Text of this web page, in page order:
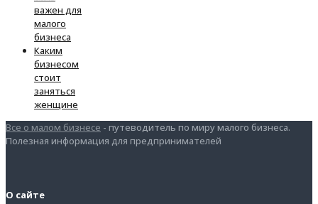
важен для
малого
бизнеса
Каким
бизнесом
стоит
заняться
женщине
Все о малом бизнесе - путеводитель по миру малого бизнеса.
Полезная информация для предпринимателей
О сайте